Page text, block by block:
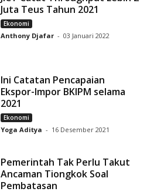
Juta Teus Tahun 2021
Ekonomi
Anthony Djafar - 03 Januari 2022
Ini Catatan Pencapaian
Ekspor-Impor BKIPM selama
2021
Ekonomi
Yoga Aditya - 16 Desember 2021
Pemerintah Tak Perlu Takut
Ancaman Tiongkok Soal
Pembatasan